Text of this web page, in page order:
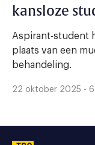
kansloze
Aspirant-student
plaats van een
behandeling.
22 oktober 2025 - 6